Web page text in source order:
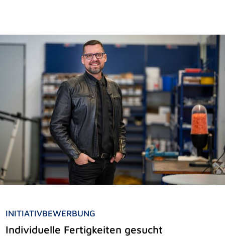
INITIATIVBEWERBUNG
Individuelle Fertigkeiten gesucht